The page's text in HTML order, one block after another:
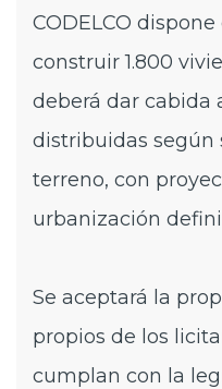
CODELCO
construir 1.800
deberá dar cabida
distribuidas según
terreno, con
urbanización
Se aceptará la
propios de los
cumplan con la